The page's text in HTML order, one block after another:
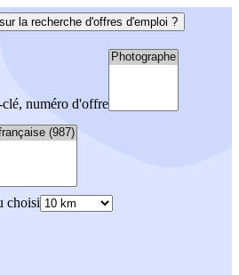
la recherche d'offres d'emploi ?
numéro d'offre
choisi